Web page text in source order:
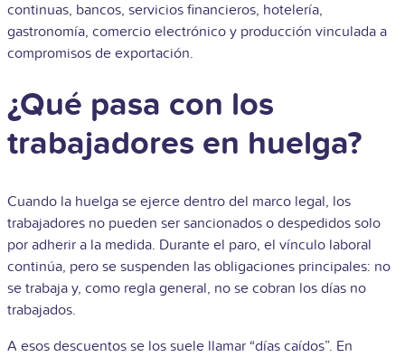
continuas, bancos, servicios financieros, hotelería,
gastronomía, comercio electrónico y producción vinculada a
compromisos de exportación.
¿Qué pasa con los
trabajadores en huelga?
Cuando la huelga se ejerce dentro del marco legal, los
trabajadores no pueden ser sancionados o despedidos solo
por adherir a la medida. Durante el paro, el vínculo laboral
continúa, pero se suspenden las obligaciones principales: no
se trabaja y, como regla general, no se cobran los días no
trabajados.
A esos descuentos se los suele llamar “días caídos”. En